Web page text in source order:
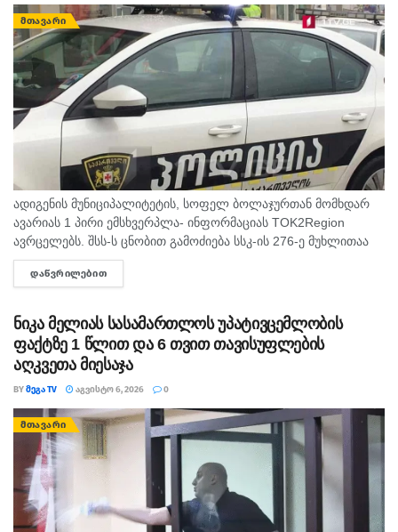
ᲛᲗᲐᲕᲐᲠᲘ
ადიგენის მუნიციპალიტეტის, სოფელ ბოლაჯურთან მომხდარ
ავარიას 1 პირი ემსხვერპლა- ინფორმაციას TOK2Region
ავრცელებს. შსს-ს ცნობით გამოძიება სსკ-ის 276-ე მუხლითაა
დაწყებული, რაც ტრანსპორტის მოძრაობის უსაფრთხოების ან
ექსპლუატაციის წესის დარღვევას გულისხმობს.
ᲓᲐᲬᲕᲠᲘᲚᲔᲑᲘᲗ
ნიკა მელიას სასამართლოს უპატივცემლობის
ფაქტზე 1 წლით და 6 თვით თავისუფლების
აღკვეთა მიესაჯა
BYᲛᲔᲒᲐ TV ᲐᲒᲕᲘᲡᲢᲝ 6, 2026 0
ᲛᲗᲐᲕᲐᲠᲘ